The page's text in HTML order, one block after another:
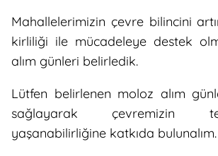
Mahallelerimizin çevre bilincini
kirliliği ile mücadeleye destek
alım günleri belirledik.
Lütfen belirlenen moloz alım
sağlayarak çevremizin
yaşanabilirliğine katkıda bulunalım.